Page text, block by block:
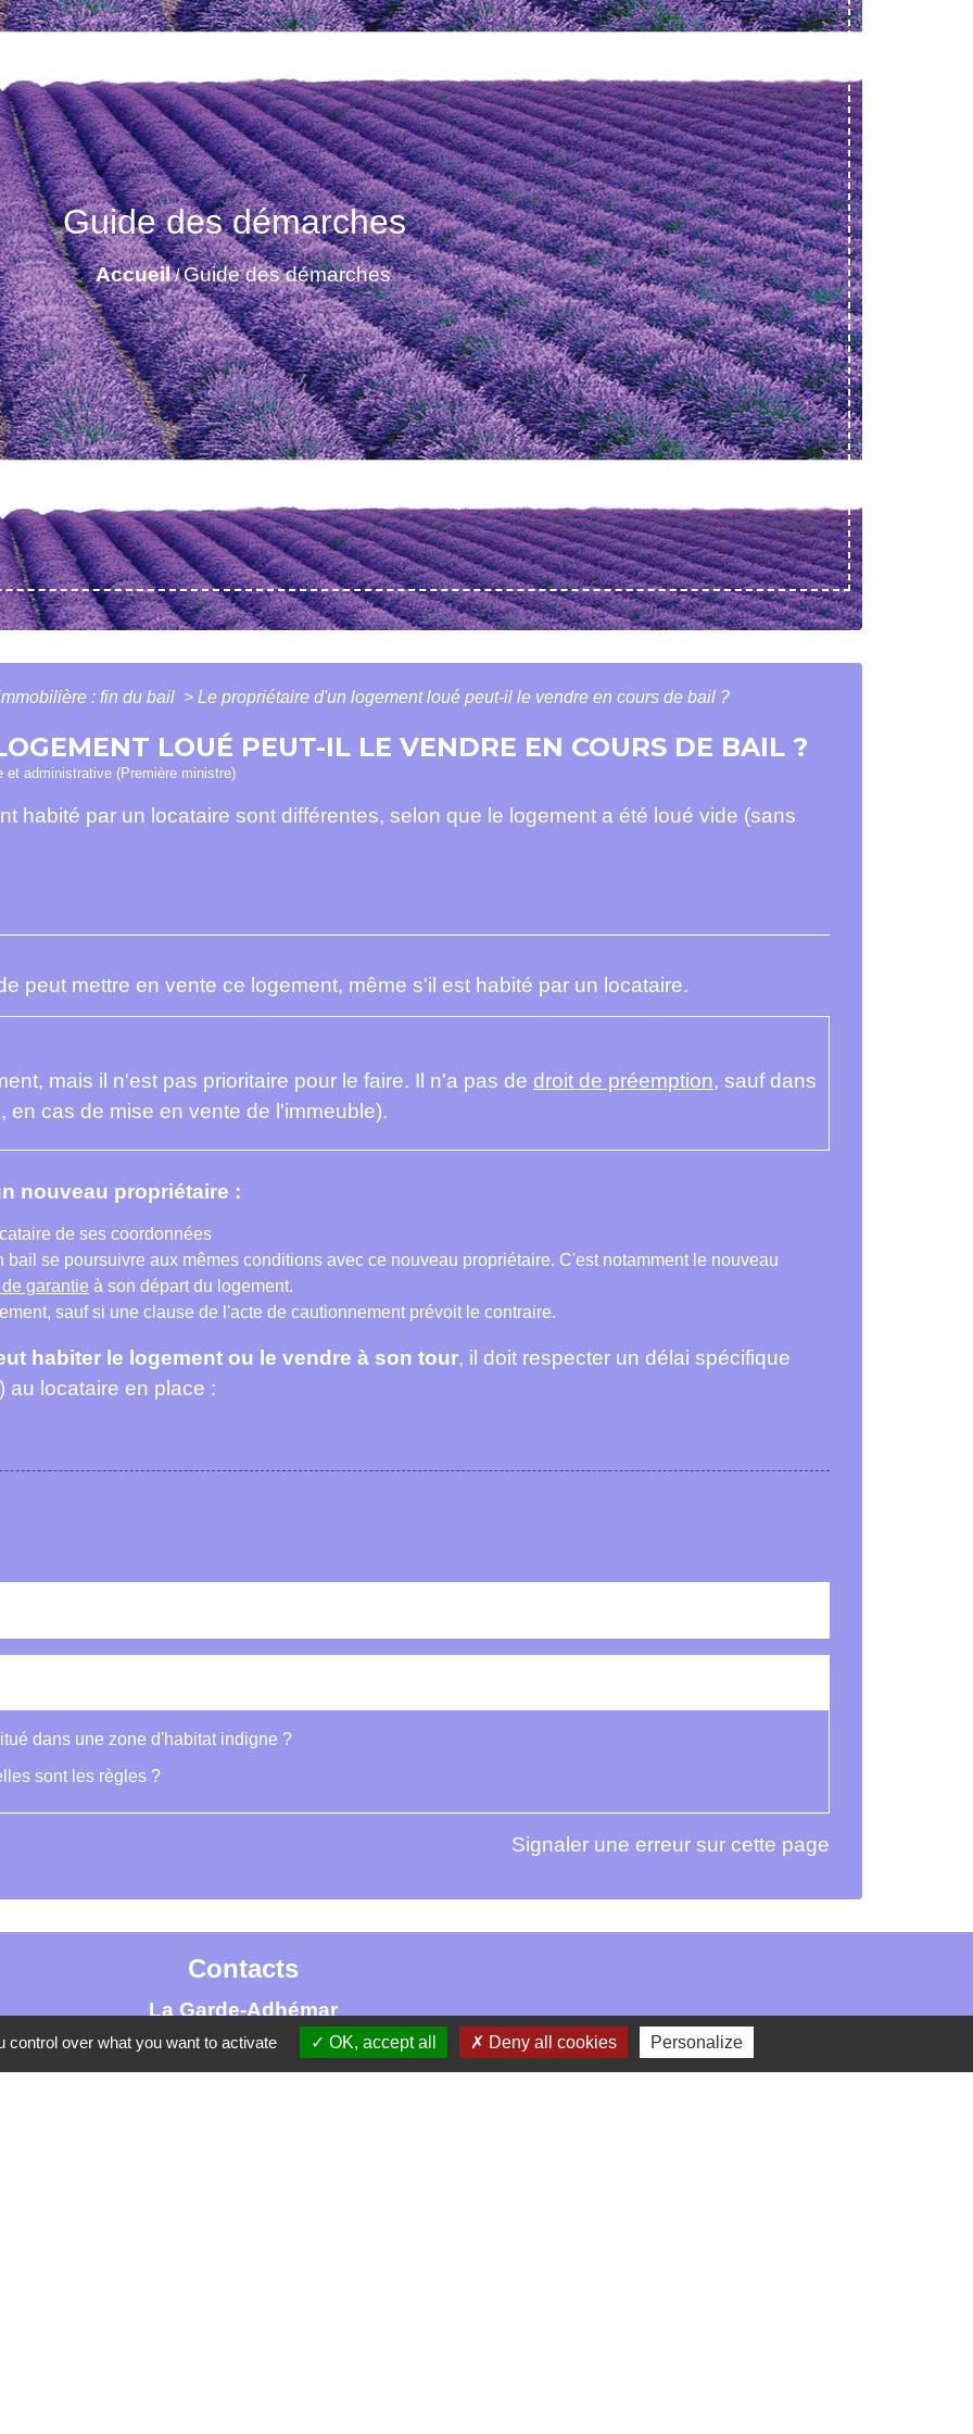
Guide des démarches
Accueil/Guide des démarches
: fin du bail > Le propriétaire d'un logement loué peut-il le vendre en cours de bail ?
LOUÉ PEUT-IL LE VENDRE EN COURS DE BAIL ?
et administrative (Première ministre)
habité par un locataire sont différentes, selon que le logement a été loué vide (sans
peut mettre en vente ce logement, même s'il est habité par un locataire.
mais il n'est pas prioritaire pour le faire. Il n'a pas de droit de préemption, sauf dans
en cas de mise en vente de l'immeuble).
nouveau propriétaire :
de ses coordonnées
bail se poursuivre aux mêmes conditions avec ce nouveau propriétaire. C'est notamment le nouveau
garantie à son départ du logement.
sauf si une clause de l'acte de cautionnement prévoit le contraire.
habiter le logement ou le vendre à son tour, il doit respecter un délai spécifique
) au locataire en place :
dans une zone d'habitat indigne ?
sont les règles ?
Signaler une erreur sur cette page
Contacts
La Garde-Adhémar
25, rue Pauline de Simiane
26700 La Garde-Adhémar - FRANCE
over what you want to activate OK, accept all Deny all cookies Personalize